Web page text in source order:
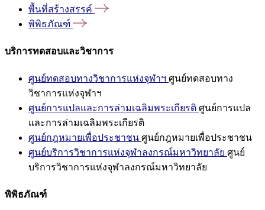
พื้นที่สร้างสรรค์
พิพิธภัณฑ์
บริการทดสอบและวิชาการ
ศูนย์ทดสอบทางวิชาการแห่งจุฬาฯ ศูนย์ทดสอบทาง
วิชาการแห่งจุฬาฯ
ศูนย์การแปลและการล่ามเฉลิมพระเกียรติ ศูนย์การแปล
และการล่ามเฉลิมพระเกียรติ
ศูนย์กฎหมายเพื่อประชาชน ศูนย์กฎหมายเพื่อประชาชน
ศูนย์บริการวิชาการแห่งจุฬาลงกรณ์มหาวิทยาลัย ศูนย์
บริการวิชาการแห่งจุฬาลงกรณ์มหาวิทยาลัย
พิพิธภัณฑ์